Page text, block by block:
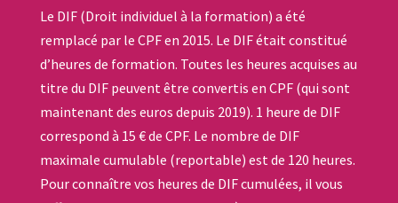
Le DIF (Droit individuel à la formation) a été
remplacé par le CPF en 2015. Le DIF était constitué
d’heures de formation. Toutes les heures acquises au
titre du DIF peuvent être convertis en CPF (qui sont
maintenant des euros depuis 2019). 1 heure de DIF
correspond à 15 € de CPF. Le nombre de DIF
maximale cumulable (reportable) est de 120 heures.
Pour connaître vos heures de DIF cumulées, il vous